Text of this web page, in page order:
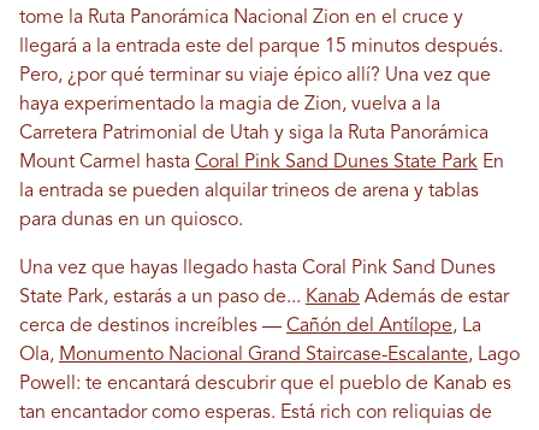
tome la Ruta Panorámica Nacional Zion en el cruce y
llegará a la entrada este del parque 15 minutos después.
Pero, ¿por qué terminar su viaje épico allí? Una vez que
haya experimentado la magia de Zion, vuelva a la
Carretera Patrimonial de Utah y siga la Ruta Panorámica
Mount Carmel hasta Coral Pink Sand Dunes State Park En
la entrada se pueden alquilar trineos de arena y tablas
para dunas en un quiosco.
Una vez que hayas llegado hasta Coral Pink Sand Dunes
State Park, estarás a un paso de... Kanab Además de estar
cerca de destinos increíbles — Cañón del Antílope, La
Ola, Monumento Nacional Grand Staircase-Escalante, Lago
Powell: te encantará descubrir que el pueblo de Kanab es
tan encantador como esperas. Está rich con reliquias de